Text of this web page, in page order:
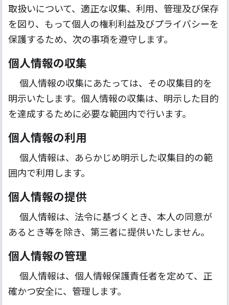
取扱いについて、適正な収集、利用、管理及び保存
を図り、もって個人の権利利益及びプライバシーを
保護するため、次の事項を遵守します。
個人情報の収集
個人情報の収集にあたっては、その収集目的を
明示いたします。個人情報の収集は、明示した目的
を達成するために必要な範囲内で行います。
個人情報の利用
個人情報は、あらかじめ明示した収集目的の範
囲内で利用します。
個人情報の提供
個人情報は、法令に基づくとき、本人の同意が
あるとき等を除き、第三者に提供いたしません。
個人情報の管理
個人情報は、個人情報保護責任者を定めて、正
確かつ安全に、管理します。